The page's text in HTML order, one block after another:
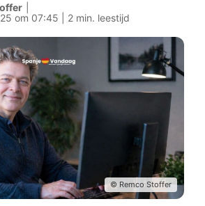
om 07:45 | 2 min. leestijd
© Remco Stoffer